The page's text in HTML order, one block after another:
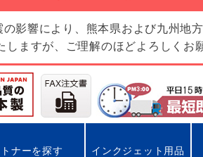
影響により、熊本県および九州地
ますが、ご理解のほどよろしくお
トナーを探す インクジェット用品